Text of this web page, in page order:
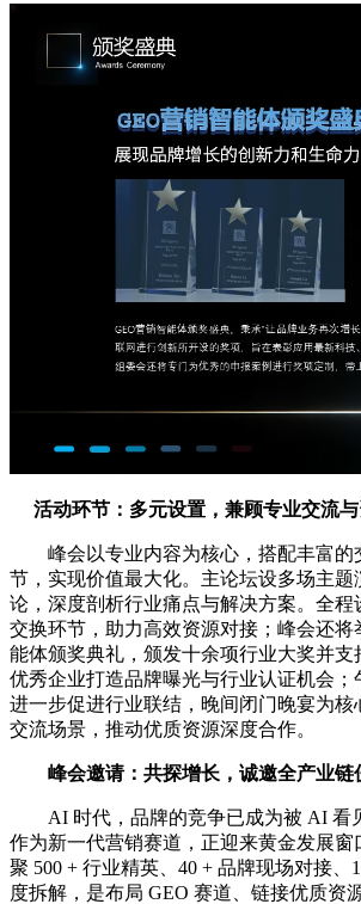
活动环节：多元设置，兼顾专业交流与
峰会以专业内容为核心，搭配丰富的
节，实现价值最大化。主论坛设多场主题
论，深度剖析行业痛点与解决方案。全程
交换环节，助力高效资源对接；峰会还将
能体颁奖典礼，颁发十余项行业大奖并支
优秀企业打造品牌曝光与行业认证机会；
进一步促进行业联结，晚间闭门晚宴为核
交流场景，推动优质资源深度合作。
峰会邀请：共探增长，诚邀全产业链
AI 时代，品牌的竞争已成为被 AI 看
作为新一代营销赛道，正迎来黄金发展窗
聚 500 + 行业精英、40 + 品牌现场对接、
度拆解，是布局 GEO 赛道、链接优质资